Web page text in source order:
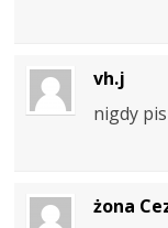
vh.j
nigdy pis
żona